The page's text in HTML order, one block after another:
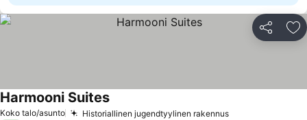
Jaa
Koko talo/asunto Historiallinen jugendtyylinen rakennus
Harmooni Suites